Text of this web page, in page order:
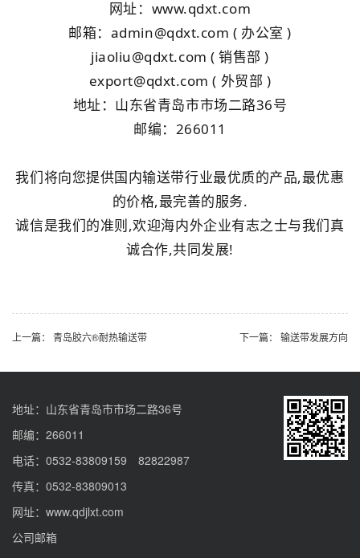
网址：www.qdxt.com
邮箱：admin@qdxt.com ( 办公室 )
jiaoliu@qdxt.com ( 销售部 )
export@qdxt.com ( 外贸部 )
地址：山东省青岛市市场二路36号
邮编：266011
我们将向您提供国内输送带行业最优质的产品,最优惠
的价格,最完善的服务.
诚信是我们的准则,欢迎海内外企业有志之士与我们真
诚合作,共同发展!
上一篇： 青岛胶六®耐热输送带 下一篇： 输送带发展方向
地址：山东省青岛市市场二路36号
邮编：266011
电话：0532-83809159 82822987
传真：0532-83809013
网址：www.qdjlxt.com
公司邮箱